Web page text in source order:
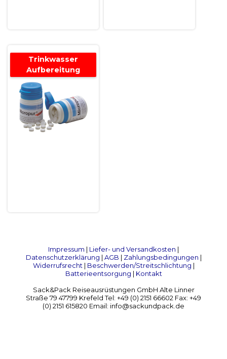
Trinkwasser
Aufbereitung
Impressum | Liefer- und Versandkosten |
Datenschutzerklärung | AGB | Zahlungsbedingungen |
Widerrufsrecht| Beschwerden/Streitschlichtung |
Batterieentsorgung | Kontakt
Sack&Pack Reiseausrüstungen GmbH Alte Linner
Straße 79 47799 Krefeld Tel: +49 (0) 2151 66602 Fax: +49
(0) 2151 615820 Email: info@sackundpack.de